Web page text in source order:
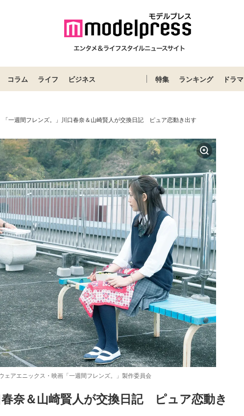
コラム ライフ ビジネス 特集 ランキング ドラマ
「一週間フレンズ。」川口春奈＆山崎賢人が交換日記 ピュア恋動き出す
アエニックス・映画「一週間フレンズ。」製作委員会
奈＆山崎賢人が交換日記　ピュア恋動き